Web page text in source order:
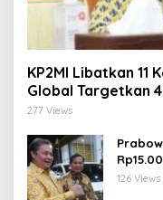
KP2MI Libatkan 11
Global Targetkan
277 Views
30-200
126 Views